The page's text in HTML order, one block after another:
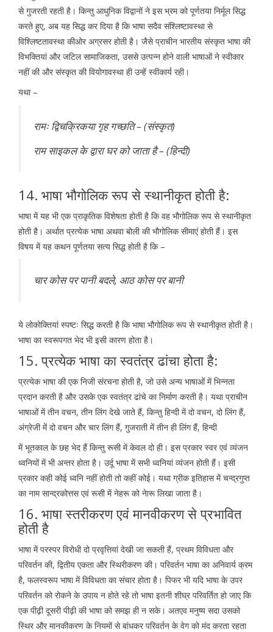
से गुजरती रहती है। किन्तु आधुनिक विद्वानों ने इस भ्रम को पूर्णतया निर्मूल सिद्ध
करते हुए, अब यह सिद्ध कर दिया है कि भाषा सदैव संश्लिष्टावस्था से
विश्लिष्टतावस्था कीओर अग्रसर होती है। जैसे प्राचीन भारतीय संस्कृत भाषा की
विभक्तियां और जटिल सामाजिकता, उससे उत्पन्न होने वाली भाषाओं ने स्वीकार
नहीं की और संस्कृत की वियोगावस्था ही उन्हें स्वीकार्य रही।
यथा –
रामः द्विचक्रिकया गृह गच्छति – (संस्कृत)
राम साइकल के द्वारा घर को जाता है – (हिन्दी)
14. भाषा भौगोलिक रूप से स्थानीकृत होती है:
भाषा में यह भी एक प्राकृतिक विशेषता होती है कि वह भौगोलिक रूप से स्थानीकृत
होती है। अर्थात प्रत्येक भाषा अथवा बोली की भौगोलिक सीमाएं होती हैं। इस
विषय में यह कथन पूर्णतया सत्य सिद्ध होती है कि –
चार कोस पर पानी बदले, आठ कोस पर बानी
ये लोकोक्तियां स्पष्टः सिद्ध करती है कि भाषा भौगोलिक रूप से स्थानीकृत होती है।
भाषा का स्वरूपगत भेद भी इसी कारण होता है।
15. प्रत्येक भाषा का स्वतंत्र ढांचा होता है:
प्रत्येक भाषा की एक निजी संरचना होती है, जो उसे अन्य भाषाओं में भिन्नता
प्रदान करती है और उसके एक स्वतंत्र ढांचे का निर्माण करती है। यथा प्राचीन
भाषाओं में तीन वचन, तीन लिंग देखे जाते हैं, किन्तु हिन्दी में दो वचन, दो लिंग हैं,
अंग्रेजी में दो वचन और चार लिंग हैं, गुजराती में तीन ही लिंग हैं, हिन्दी
में भूतकाल के छह भेद हैं किन्तु रूसी में केवल दो ही। इस प्रकार स्वर एवं व्यंजन
ध्वनियों में भी अन्तर होता है। उर्दू भाषा में सभी ध्वनियां व्यंजन होती हैं। इसी
प्रकार कही कोई ध्वनि नहीं होती तो कहीं कोई। यथा ग्रीक इतिहास में चन्द्रगुप्त
का नाम सान्द्रकोत्तस एवं रूसी में नेहरू को नेारू लिखा जाता है।
16. भाषा स्तरीकरण एवं मानवीकरण से प्रभावित
होती है
भाषा में परस्पर विरोधी दो प्रवृत्तियां देखी जा सकती हैं, प्रथम विविधता और
परिवर्तन की, द्वितीय एकता और स्थिरीकरण की। परिवर्तन भाषा का अनिवार्य क्रम
है, फलस्वरूप भाषा में विविधता का संचार होता है। पिफर भी यदि भाषा के उपर
परिवर्तन को रोकने के उपाय न होते रहे तो भाषा इतनी शीघ्र परिवर्तित हो जाए कि
एक पीढ़ी दूसरी पीढ़ी की भाषा को समझ ही न सके। अतएव मनुष्य सदा उसको
स्थिर और मानकीकरण के नियमों से बांधकर परिवर्तन के वेग को मंद करता रहता